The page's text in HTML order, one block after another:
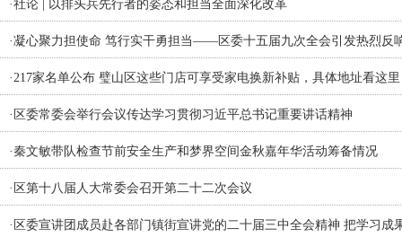
·社论 | 以排头兵先行者的姿态和担当全面深化改革
·凝心聚力担使命 笃行实干勇担当——区委十五届九次全会引发热烈反
·217家名单公布 璧山区这些门店可享受家电换新补贴，具体地址看这
· 区委常委会举行会议传达学习贯彻习近平总书记重要讲话精神
·秦文敏带队检查节前安全生产和梦界空间金秋嘉年华活动筹备情况
· 区第十八届人大常委会召开第二十二次会议
· 区委宣讲团成员赴各部门镇街宣讲党的二十届三中全会精神 把学习成